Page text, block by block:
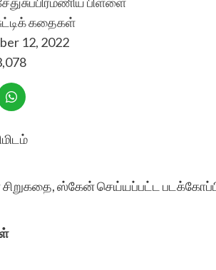
கதைகள்
12, 2022
ஸ்கேன் செய்யப்பட்ட